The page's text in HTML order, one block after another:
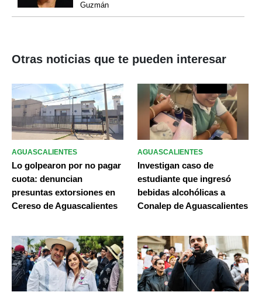
Guzmán
Otras noticias que te pueden interesar
AGUASCALIENTES
Lo golpearon por no pagar
cuota: denuncian
presuntas extorsiones en
Cereso de Aguascalientes
AGUASCALIENTES
Investigan caso de
estudiante que ingresó
bebidas alcohólicas a
Conalep de Aguascalientes